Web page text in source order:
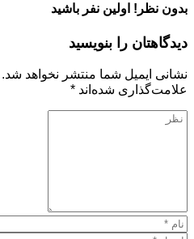
بدون نظر! اولین نفر باشید
دیدگاهتان را بنویسید
نشانی ایمیل شما منتشر نخواهد شد.
علامت‌گذاری شده‌اند *